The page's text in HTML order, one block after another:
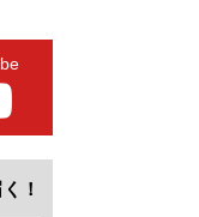
！